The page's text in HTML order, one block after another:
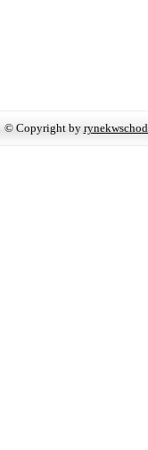
© Copyright by